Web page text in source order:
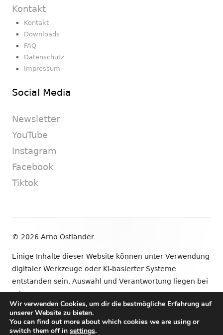
Kontakt
Kontakt
Downloads
FAQ
Datenschutz
Impressum
Social Media
Newsletter
YouTube
Instagram
Facebook
Tiktok
© 2026 Arno Ostländer
Einige Inhalte dieser Website können unter Verwendung
digitaler Werkzeuge oder KI-basierter Systeme
entstanden sein. Auswahl und Verantwortung liegen bei
mir.
•VerwendetTiny Framework
Wir verwenden Cookies, um dir die bestmögliche Erfahrung auf
unserer Website zu bieten.
You can find out more about which cookies we are using or
switch them off in settings.